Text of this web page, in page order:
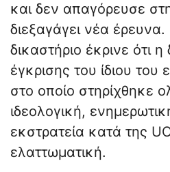
και δεν απαγόρευσε
διεξαγάγει νέα
δικαστήριο έκρινε ότι η
έγκρισης του ίδιου
στο οποίο στηρίχθηκε
ιδεολογική,
εκστρατεία κατά της
ελαττωματική.